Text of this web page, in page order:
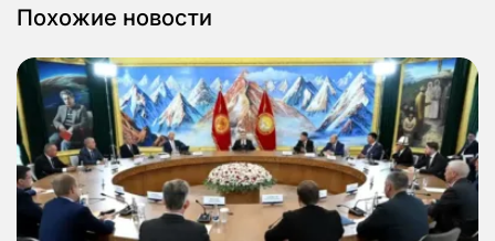
Похожие новости